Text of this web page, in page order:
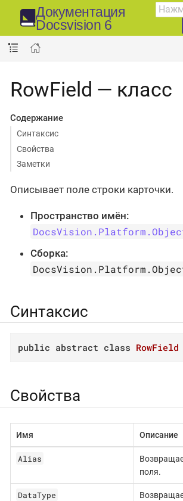
Документация
Docsvision 6
RowField — класс
Содержание
Синтаксис
Свойства
Заметки
Описывает поле строки карточки.
Пространство имён:
Сборка:
Синтаксис
public abstract class RowField
Свойства
Имя Описание
Alias
поля.
DataType